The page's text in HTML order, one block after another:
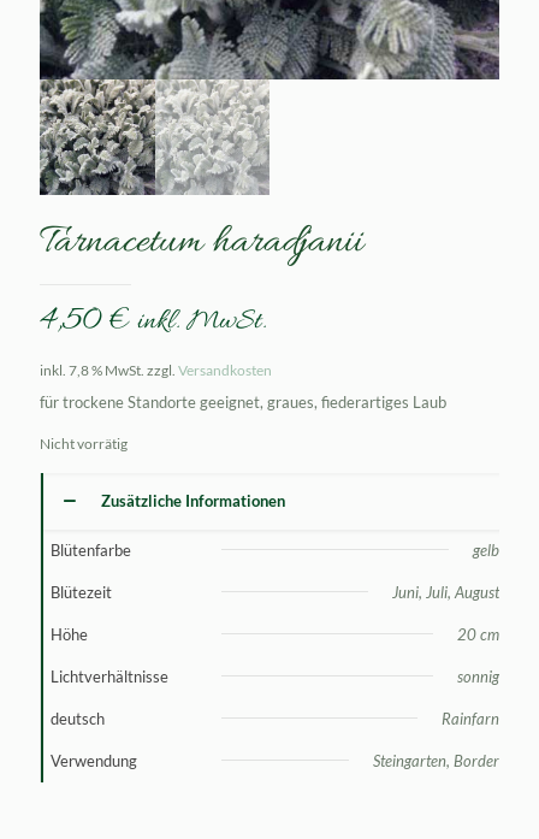
Tarnacetum haradjanii
4,50€ inkl. MwSt.
inkl. 7,8 % MwSt. zzgl. Versandkosten
für trockene Standorte geeignet, graues, fiederartiges Laub
Nicht vorrätig
Zusätzliche Informationen
Blütenfarbe gelb
Blütezeit Juni, Juli, August
Höhe 20 cm
Lichtverhältnisse sonnig
deutsch Rainfarn
Verwendung Steingarten, Border